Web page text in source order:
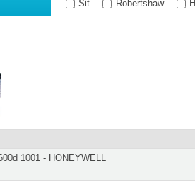
Sit Robertshaw
1001 - HONEYWELL